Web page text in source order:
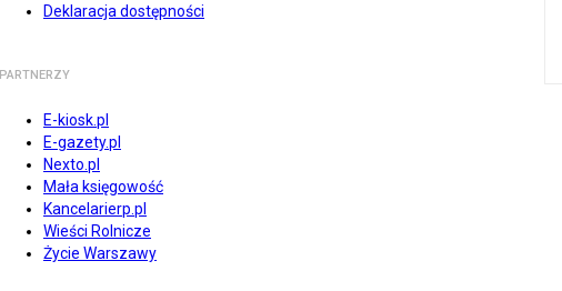
Deklaracja dostępności
PARTNERZY
E-kiosk.pl
E-gazety.pl
Nexto.pl
Mała księgowość
Kancelarierp.pl
Wieści Rolnicze
Życie Warszawy